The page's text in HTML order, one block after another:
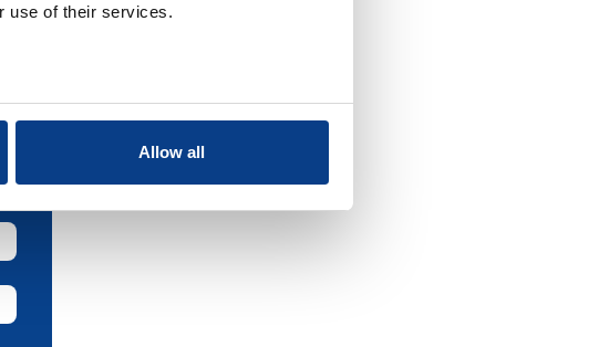
use of their services.
Allow all